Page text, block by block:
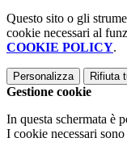
Questo sito o gli
cookie necessari al
COOKIE POLICY.
Personalizza Rifiuta
Gestione cookie
In questa schermata è
I cookie necessari